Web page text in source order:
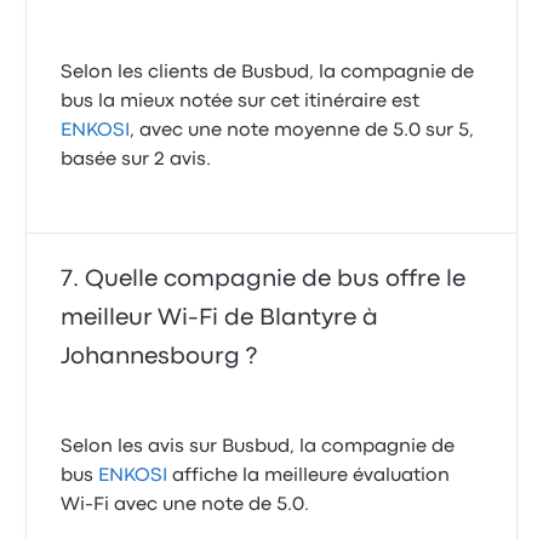
Selon les clients de Busbud, la compagnie de
bus la mieux notée sur cet itinéraire est
ENKOSI , avec une note moyenne de 5.0 sur 5,
basée sur 2 avis.
Quelle compagnie de bus offre le
meilleur Wi-Fi de Blantyre à
Johannesbourg ?
Selon les avis sur Busbud, la compagnie de
bus ENKOSI
affiche la meilleure évaluation
Wi-Fi avec une note de 5.0.